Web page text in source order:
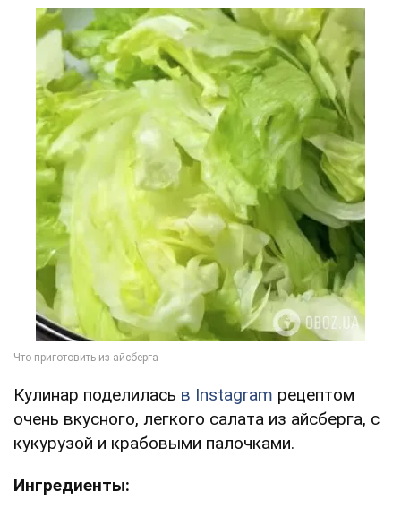
Кулинар поделилась в Instagram рецептом
очень вкусного, легкого салата из айсберга, с
кукурузой и крабовыми палочками.
Ингредиенты: